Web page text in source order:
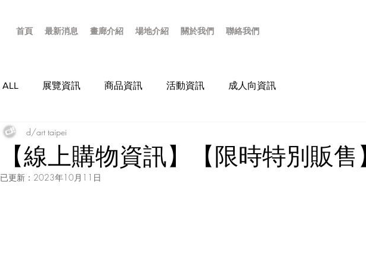
首頁 最新消息 畫廊介紹 場地介紹 關於我們 聯絡我們
ALL 展覽資訊 商品資訊 活動資訊 成人向資訊
【線上購物資訊】【限時特別販售
d/art taipei
已更新： 2023年10月11日